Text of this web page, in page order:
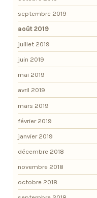
septembre 2019
août 2019
juillet 2019
juin 2019
mai 2019
avril 2019
mars 2019
février 2019
janvier 2019
décembre 2018
novembre 2018
octobre 2018